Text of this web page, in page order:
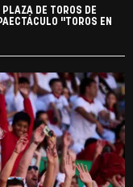
DE TOROS DE
"TOROS EN